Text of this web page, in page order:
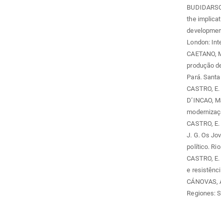
the
London:
CAETANO,
produção
Pará.
CASTRO,
D’INCAO,
CASTRO,
J. G. Os
político. Rio
CASTRO,
e
Regiones: